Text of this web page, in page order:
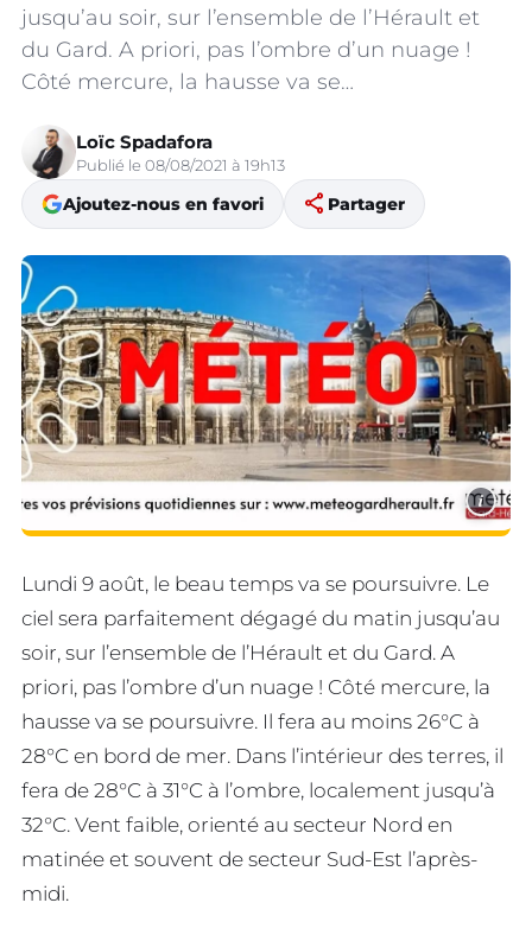
jusqu’au soir, sur l’ensemble de l’Hérault et
du Gard. A priori, pas l’ombre d’un nuage !
Côté mercure, la hausse va se…
Loïc Spadafora
Publié le 08/08/2021 à 19h13
Ajoutez-nous en favori share Partager
i
Lundi 9 août, le beau temps va se poursuivre. Le
ciel sera parfaitement dégagé du matin jusqu’au
soir, sur l’ensemble de l’Hérault et du Gard. A
priori, pas l’ombre d’un nuage ! Côté mercure, la
hausse va se poursuivre. Il fera au moins 26°C à
28°C en bord de mer. Dans l’intérieur des terres, il
fera de 28°C à 31°C à l’ombre, localement jusqu’à
32°C. Vent faible, orienté au secteur Nord en
matinée et souvent de secteur Sud-Est l’après-
midi.